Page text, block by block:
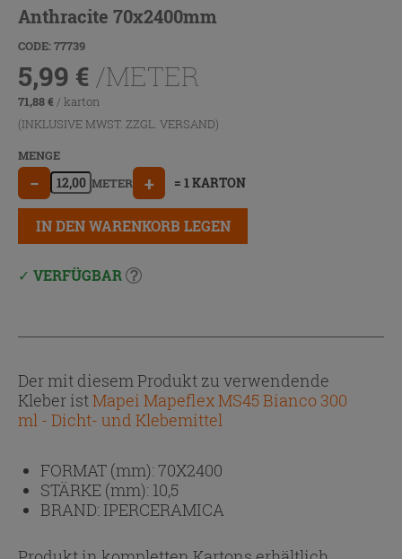
Anthracite 70x2400mm
CODE: 77739
5,99 € /METER
71,88€ / karton
(INKLUSIVE MWST. ZZGL. VERSAND)
MENGE
− METER + = 1 KARTON
IN DEN WARENKORB LEGEN
VERFÜGBAR
Der mit diesem Produkt zu verwendende
Kleber istMapei Mapeflex MS45 Bianco 300
ml - Dicht- und Klebemittel
FORMAT (mm):70X2400
STÄRKE (mm): 10,5
BRAND: IPERCERAMICA